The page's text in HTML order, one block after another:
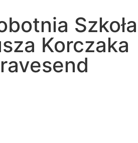
Szkoła
Korczaka